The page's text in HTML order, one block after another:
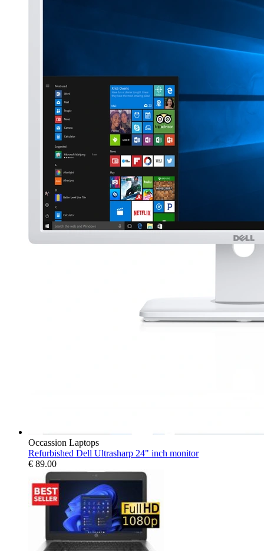
Occassion Laptops
Refurbished Dell Ultrasharp 24" inch monitor
€ 89.00